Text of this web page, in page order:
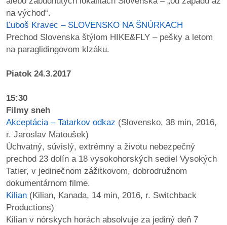
na východ“.
Ľuboš Kravec – SLOVENSKO NA ŠNÚRKACH
Prechod Slovenska štýlom HIKE&FLY – pešky a letom
na paraglidingovom klzáku.
Piatok 24.3.2017
15:30
Filmy sneh
Akceptácia – Tatarkov odkaz (Slovensko, 38 min, 2016,
r. Jaroslav Matoušek)
Úchvatný, súvislý, extrémny a životu nebezpečný
prechod 23 dolín a 18 vysokohorských sediel Vysokých
Tatier, v jedinečnom zážitkovom, dobrodružnom
dokumentárnom filme.
Kilian (Kilian, Kanada, 14 min, 2016, r. Switchback
Productions)
Kilian v nórskych horách absolvuje za jediný deň 7